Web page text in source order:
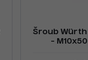
Šroub Würth
-